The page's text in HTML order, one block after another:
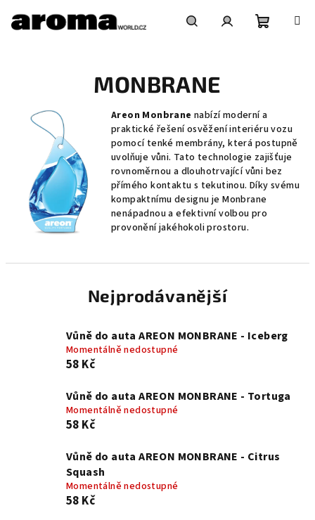
obsah
MONBRANE
Areon Monbrane nabízí moderní a
praktické řešení osvěžení interiéru vozu
pomocí tenké membrány, která postupně
uvolňuje vůni. Tato technologie zajišťuje
rovnoměrnou a dlouhotrvající vůni bez
přímého kontaktu s tekutinou. Díky svému
kompaktnímu designu je Monbrane
nenápadnou a efektivní volbou pro
provonění jakéhokoli prostoru.
Nejprodávanější
Vůně do auta AREON MONBRANE - Iceberg
Momentálně nedostupné
58 Kč
Vůně do auta AREON MONBRANE - Tortuga
Momentálně nedostupné
58 Kč
Vůně do auta AREON MONBRANE - Citrus
Squash
Momentálně nedostupné
58 Kč